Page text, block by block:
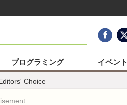
Choice
プログラミング イベント